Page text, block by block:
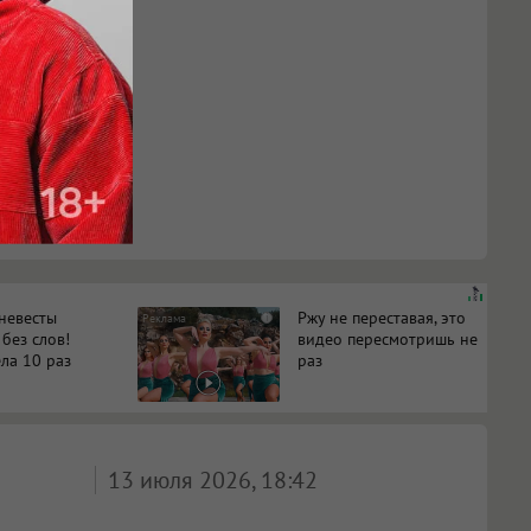
слов!
10 раз
i
Ржу не переставая, это
видео пересмотришь не
раз
13 июля 2026, 18:42